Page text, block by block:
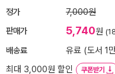
정가 7,000원
판매가 5,740원
배송료
유료 (도서 1
최대 3,000원 할인
쿠폰받기